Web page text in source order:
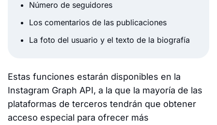
Número de seguidores
Los comentarios de las publicaciones
La foto del usuario y el texto de la biografía
Estas funciones estarán disponibles en la
Instagram Graph API, a la que la mayoría de las
plataformas de terceros tendrán que obtener
acceso especial para ofrecer más